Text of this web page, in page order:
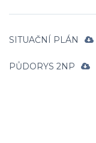
SITUAČNÍ PLÁN
PŮDORYS 2NP